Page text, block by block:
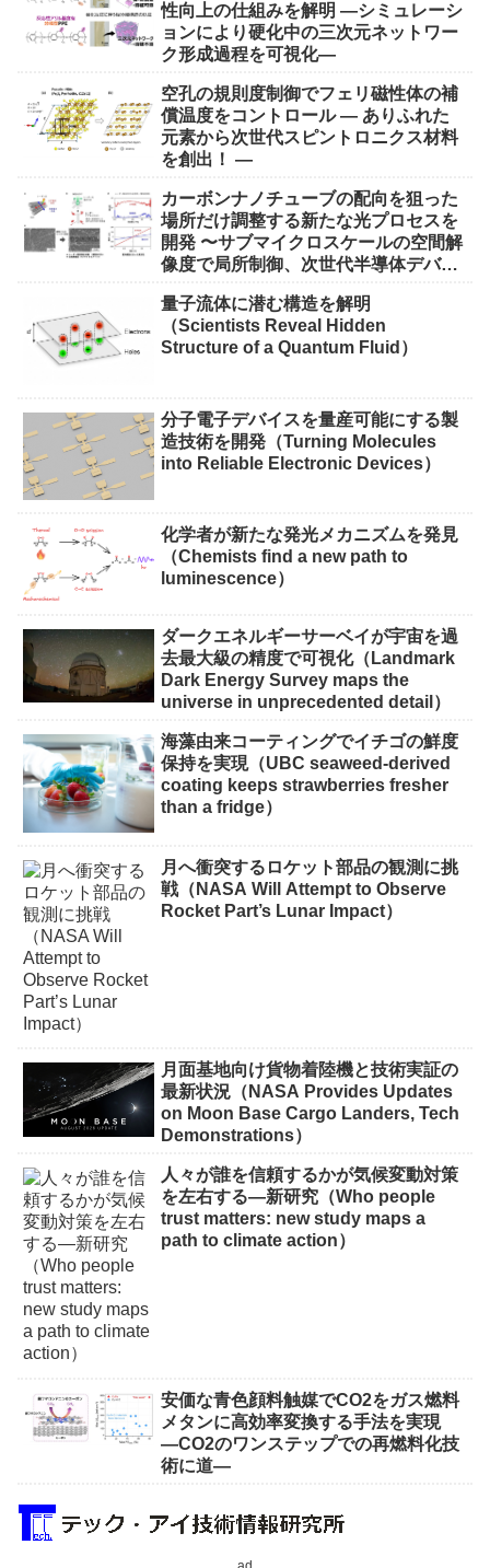
性向上の仕組みを解明 ―シミュレーシ
ョンにより硬化中の三次元ネットワー
ク形成過程を可視化―
空孔の規則度制御でフェリ磁性体の補
償温度をコントロール ― ありふれた
元素から次世代スピントロニクス材料
を創出！ ―
カーボンナノチューブの配向を狙った
場所だけ調整する新たな光プロセスを
開発 〜サブマイクロスケールの空間解
像度で局所制御、次世代半導体デバイ
量子流体に潜む構造を解明
（Scientists Reveal Hidden
Structure of a Quantum Fluid）
分子電子デバイスを量産可能にする製
造技術を開発（Turning Molecules
into Reliable Electronic Devices）
化学者が新たな発光メカニズムを発見
（Chemists find a new path to
luminescence）
ダークエネルギーサーベイが宇宙を過
去最大級の精度で可視化（Landmark
Dark Energy Survey maps the
universe in unprecedented detail）
海藻由来コーティングでイチゴの鮮度
保持を実現（UBC seaweed-derived
coating keeps strawberries fresher
than a fridge）
月へ衝突するロケット部品の観測に挑
戦（NASA Will Attempt to Observe
Rocket Part’s Lunar Impact）
月面基地向け貨物着陸機と技術実証の
最新状況（NASA Provides Updates
on Moon Base Cargo Landers, Tech
Demonstrations）
人々が誰を信頼するかが気候変動対策
を左右する―新研究（Who people
trust matters: new study maps a
path to climate action）
安価な青色顔料触媒でCO2をガス燃料
メタンに高効率変換する手法を実現
―CO2のワンステップでの再燃料化技
術に道―